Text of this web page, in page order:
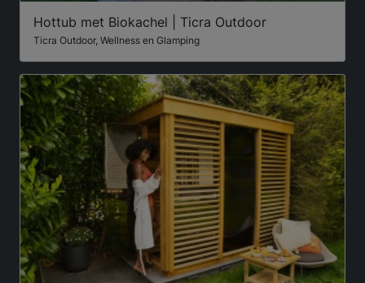
Hottub met Biokachel | Ticra Outdoor
Ticra Outdoor, Wellness en Glamping